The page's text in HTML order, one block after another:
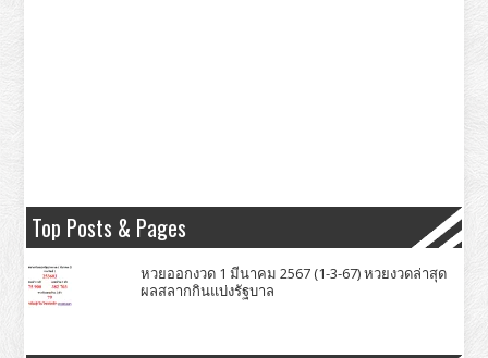
Top Posts & Pages
หวยออกงวด 1 มีนาคม 2567 (1-3-67) หวยงวดล่าสุด
ผลสลากกินแบ่งรัฐบาล